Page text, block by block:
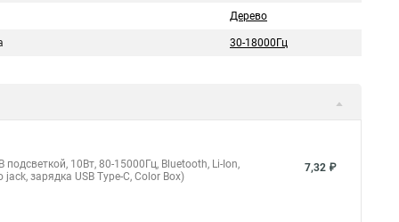
Дерево
30-18000Гц
10Вт, 80-15000Гц, Bluetooth, Li-Ion,
зарядка USB Type-C, Color Box)
7,32 ₽